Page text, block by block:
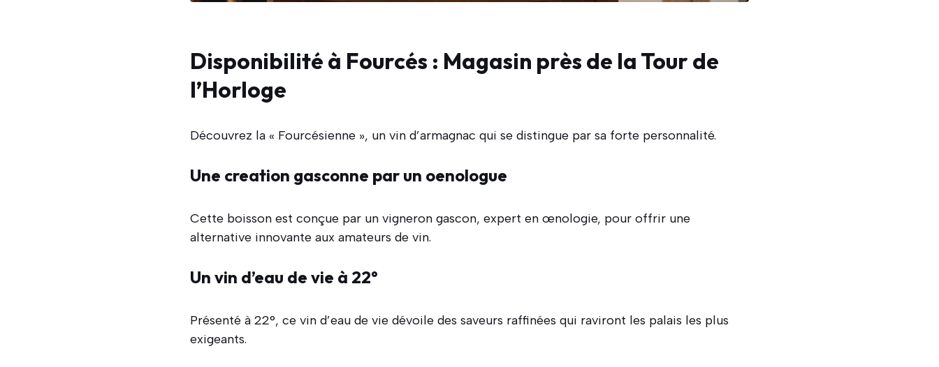
Disponibilité à Fourcés : Magasin près de la Tour de
l’Horloge
Découvrez la « Fourcésienne », un vin d’armagnac qui se distingue par sa forte personnalité.
Une creation gasconne par un oenologue
Cette boisson est conçue par un vigneron gascon, expert en œnologie, pour offrir une
alternative innovante aux amateurs de vin.
Un vin d’eau de vie à 22°
Présenté à 22°, ce vin d’eau de vie dévoile des saveurs raffinées qui raviront les palais les plus
exigeants.